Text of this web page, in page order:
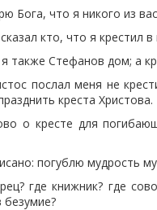
Бога, что я никого из
кто, что я крестил
также Стефанов дом; а
послал меня не
креста Христова.
о кресте для
погублю мудрость
где книжник? где
безумие?